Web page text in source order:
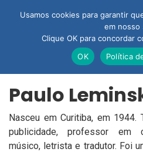
Paulo
Nasceu em Curitiba, em 1944.
publicidade, professor em
músico, letrista e tradutor. Foi
Usamos cookies para garantir
em nosso
Clique OK para concordar
OK
Política